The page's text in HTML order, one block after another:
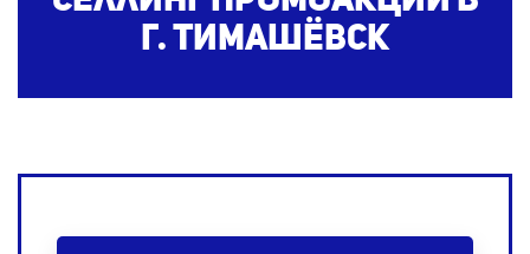
г. Тимашёвск